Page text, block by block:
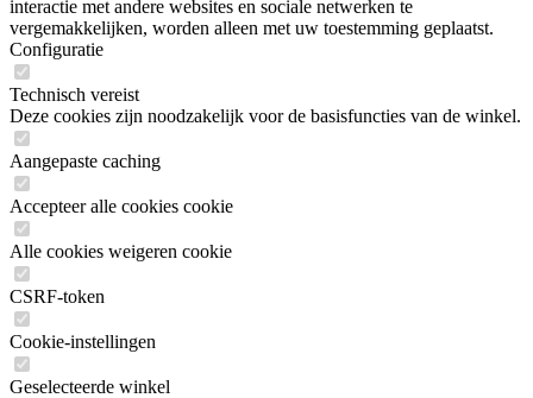
interactie met andere websites en sociale netwerken te
vergemakkelijken, worden alleen met uw toestemming geplaatst.
Configuratie
Technisch vereist
Deze cookies zijn noodzakelijk voor de basisfuncties van de winkel.
Aangepaste caching
Accepteer alle cookies cookie
Alle cookies weigeren cookie
CSRF-token
Cookie-instellingen
Geselecteerde winkel